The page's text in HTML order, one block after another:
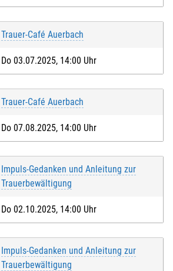
Trauer-Café Auerbach
Do 03.07.2025, 14:00 Uhr
Trauer-Café Auerbach
Do 07.08.2025, 14:00 Uhr
Impuls-Gedanken und Anleitung zur
Trauerbewältigung
Do 02.10.2025, 14:00 Uhr
Impuls-Gedanken und Anleitung zur
Trauerbewältigung